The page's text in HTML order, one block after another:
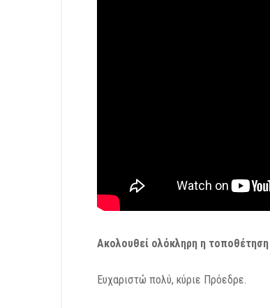
Ακολουθεί ολόκληρη η
Ευχαριστώ πολύ, κύριε Πρόεδρε.